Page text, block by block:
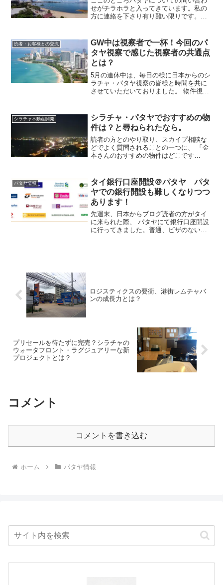
せがチラホラと入ってきています。私の
方に連絡を下さり有り難い限りです。シ
どパタヤについての発信をしておりませ
んでした。ですのでアップ...
読者・お客様との交流
GW中は視察者で一杯！今回のパ
タヤ視察で感じた視察者の共通点
とは？
5月の連休中は、毎日の様に日本からのシ
ラチャ・パタヤ視察の皆様と時間を共に
させていただいておりました。 物件視察
タイルなど、 色々な事をお話するのです
が、そんな...
シラチャ不動産開発
シラチャ・パタヤでおすすめの物
件は？と尋ねられたなら。
読者の方とのやり取り、スカイプ相談な
どでよく質問されることの一つに、 「金
本さんのおすすめの物件はどこです
質問の一つです。 こういった質問を受け
た際に、僕がお答えし...
パタヤ情報
タイ銀行口座開設＠パタヤ パタ
ヤでの銀行開設も難しくなりつつ
あります！
先週末、日本からブログ読者の方がタイ
に来られた際、 パタヤにて銀行口座開設
に行ってきました。普通、ビザのない旅
ロジスティクスの要衝、港街レムチャバ
ンの成長力とは？
プリセールを待たずに完売？シラチャの
ウォータフロント・ラグジュアリーな新
プロジェクトとは？
コメント
コメントを書き込む
ホーム パタヤ情報